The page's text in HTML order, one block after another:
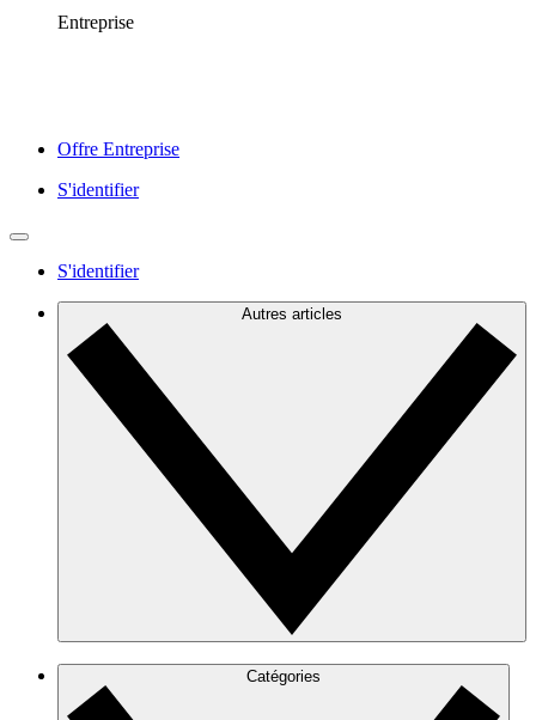
Entreprise
Offre Entreprise
S'identifier
S'identifier
Autres articles
Catégories